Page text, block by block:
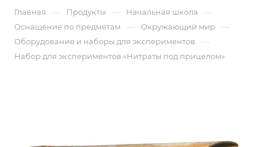
Главная — Продукты — Начальная школа —
Оснащение по предметам — Окружающий мир —
Оборудование и наборы для экспериментов —
Набор для экспериментов «Нитраты под прицелом»